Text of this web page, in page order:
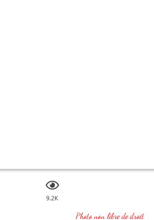
9.2K
Photo non libre de droit